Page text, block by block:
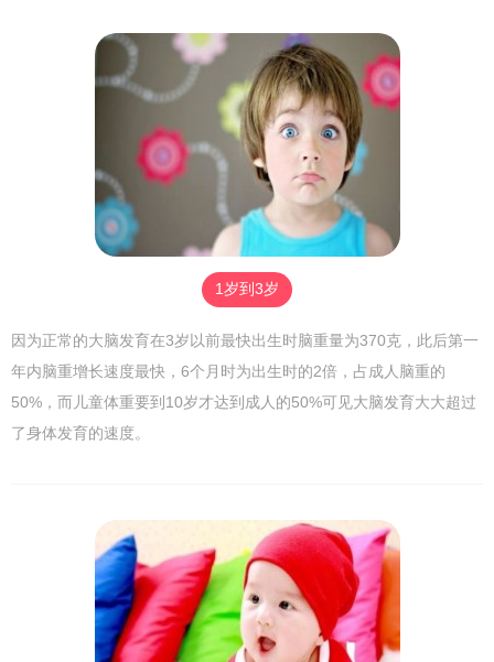
1岁到3岁
因为正常的大脑发育在3岁以前最快出生时脑重量为370克，此后第一
年内脑重增长速度最快，6个月时为出生时的2倍，占成人脑重的
50%，而儿童体重要到10岁才达到成人的50%可见大脑发育大大超过
了身体发育的速度。